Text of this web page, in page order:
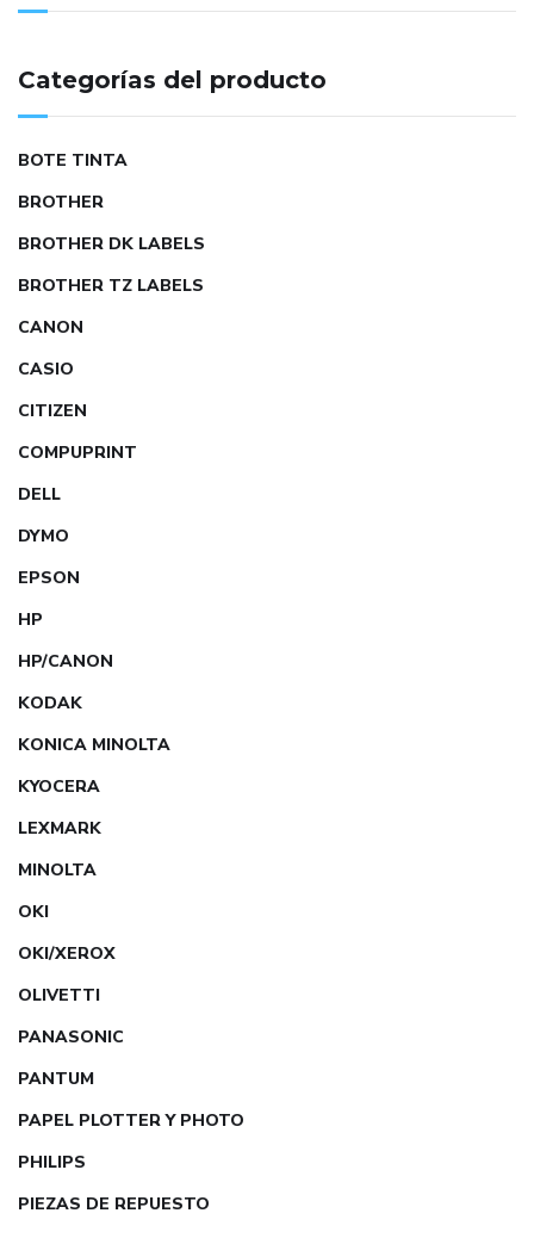
Categorías del producto
BOTE TINTA
BROTHER
BROTHER DK LABELS
BROTHER TZ LABELS
CANON
CASIO
CITIZEN
COMPUPRINT
DELL
DYMO
EPSON
HP
HP/CANON
KODAK
KONICA MINOLTA
KYOCERA
LEXMARK
MINOLTA
OKI
OKI/XEROX
OLIVETTI
PANASONIC
PANTUM
PAPEL PLOTTER Y PHOTO
PHILIPS
PIEZAS DE REPUESTO